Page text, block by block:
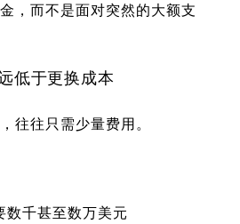
，而不是面对突然的大额支
低于更换成本
往往只需少量费用。
数千甚至数万美元